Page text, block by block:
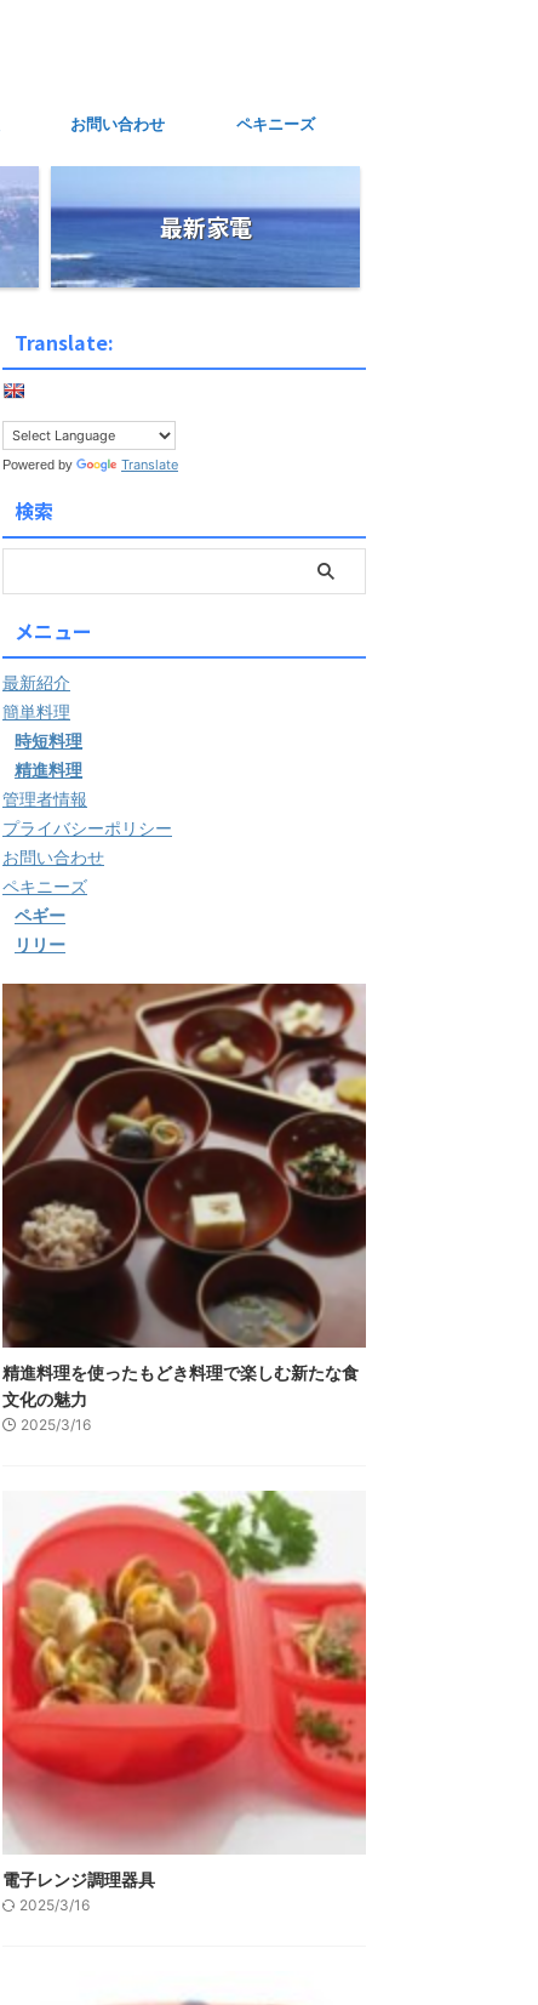
お問い合わせ ペキニーズ
最新家電
Translate:
Powered by Translate
検索
メニュー
最新紹介
簡単料理
時短料理
精進料理
管理者情報
プライバシーポリシー
お問い合わせ
ペキニーズ
ペギー
リリー
精進料理を使ったもどき料理で楽しむ新たな食
文化の魅力
2025/3/16
電子レンジ調理器具
2025/3/16